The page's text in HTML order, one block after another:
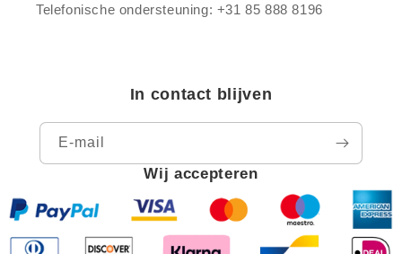
Telefonische ondersteuning: +31 85 888 8196
In contact blijven
E‑mail
Wij accepteren